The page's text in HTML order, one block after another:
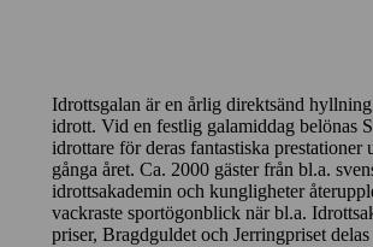
Idrottsgalan är en årlig direktsänd
idrott. Vid en festlig galamiddag belönas
idrottare för deras fantastiska prestationer
gånga året. Ca. 2000 gäster från bl.a.
idrottsakademin och kungligheter
vackraste sportögonblick när bl.a.
priser, Bragdguldet och Jerringpriset delas